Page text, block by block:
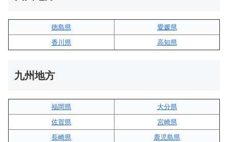
徳島県
愛媛県
香川県
高知県
九州地方
福岡県
大分県
佐賀県
宮崎県
長崎県
鹿児島県